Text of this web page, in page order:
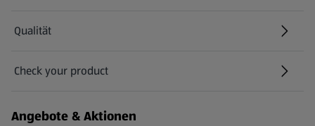
Qualität
Check your product
(öffnet in einem neuen Tab)
Angebote & Aktionen